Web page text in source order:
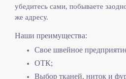
убедитесь сами, побываете
же адресу.
Наши преимущества:
Свое швейное
ОТК;
Выбор тканей, ниток и